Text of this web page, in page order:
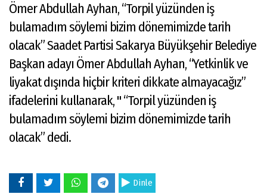
Ömer Abdullah Ayhan, “Torpil yüzünden iş
bulamadım söylemi bizim dönemimizde tarih
olacak” Saadet Partisi Sakarya Büyükşehir Belediye
Başkan adayı Ömer Abdullah Ayhan, “Yetkinlik ve
liyakat dışında hiçbir kriteri dikkate almayacağız”
ifadelerini kullanarak, " “Torpil yüzünden iş
bulamadım söylemi bizim dönemimizde tarih
olacak” dedi.
Dinle